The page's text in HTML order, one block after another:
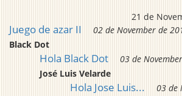
21 de
Juego de azar II
02 de November de
Black Dot
Hola Black Dot
03 de
José Luis Velarde
Hola Jose Luis...
03 de